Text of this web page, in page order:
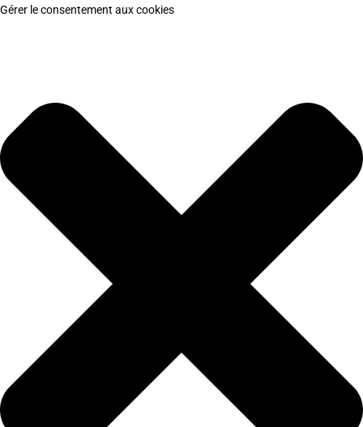
Gérer le consentement aux cookies